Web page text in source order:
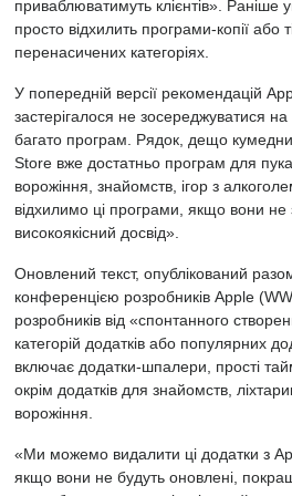
приваблюватимуть клієнтів».
просто відхилить програми-копії
перенасичених категоріях.
У попередній версії рекомендацій
застерігалося не зосереджуватися
багато програм. Рядок, дещо
Store вже достатньо програм для
ворожіння, знайомств, ігор з
відхилимо ці програми, якщо вони не
високоякісний досвід».
Оновлений текст, опублікований
конференцією розробників Apple
розробників від «спонтанного
категорій додатків або популярних
включає додатки-шпалери, прості
окрім додатків для знайомств,
ворожіння.
«Ми можемо видалити ці додатки з
якщо вони не будуть оновлені,